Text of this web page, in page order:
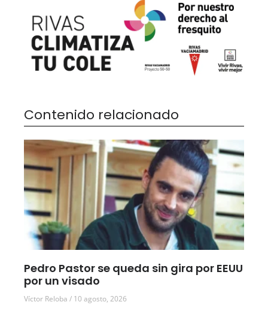
Contenido relacionado
Pedro Pastor se queda sin gira por EEUU
por un visado
Víctor Reloba 10 agosto, 2026